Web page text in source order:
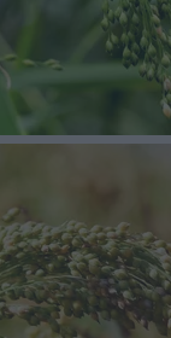
wygięty,
ma kwiaty w
to roślina,
jest dobra
cyklicznego